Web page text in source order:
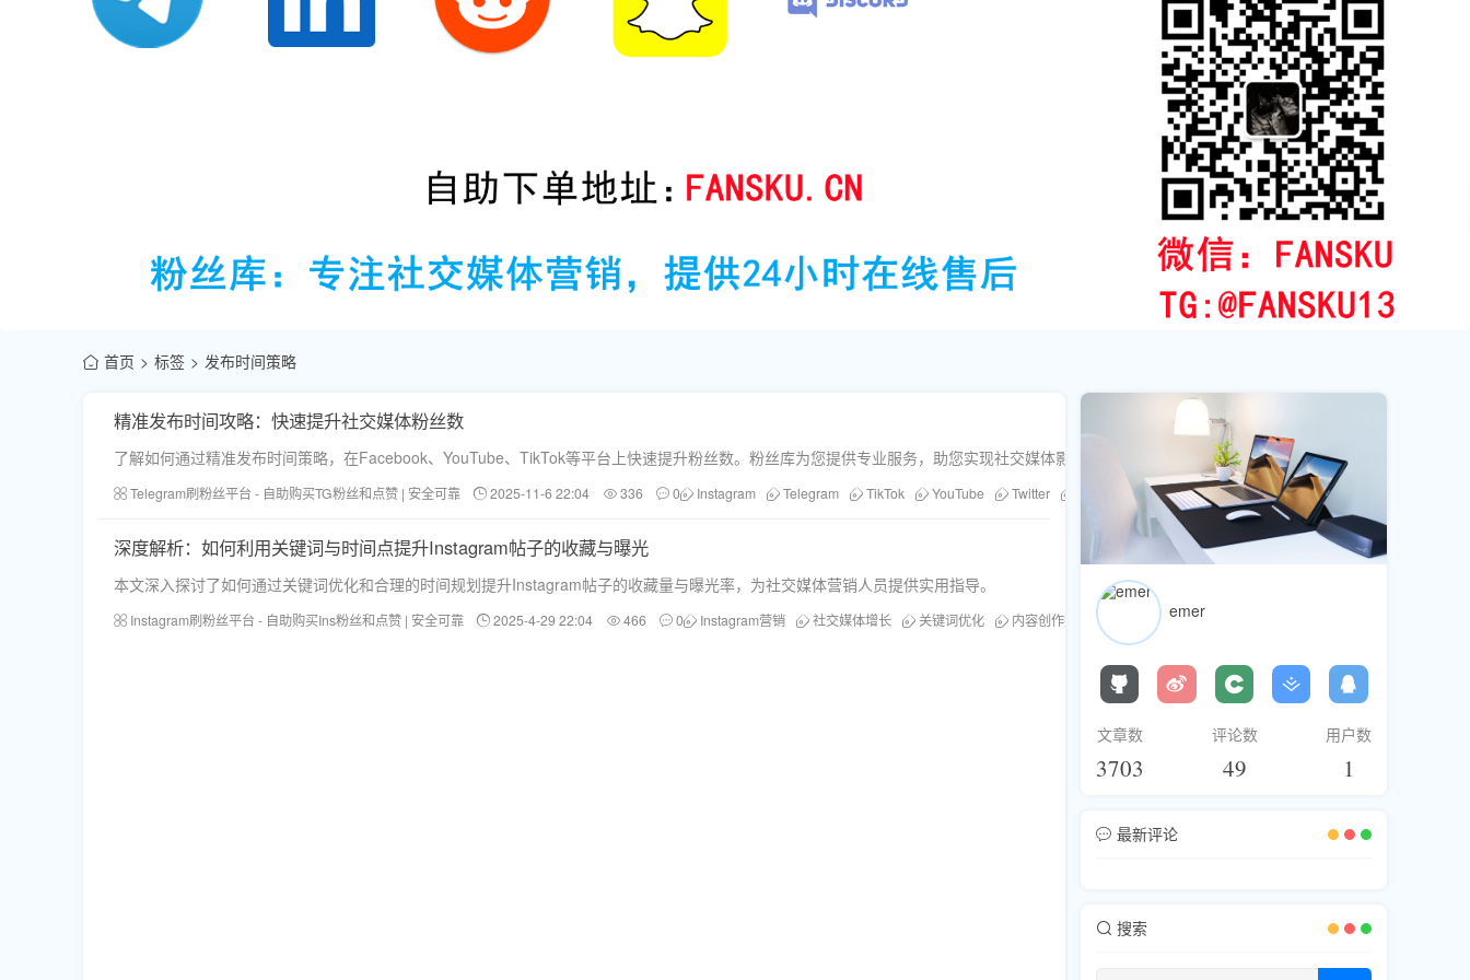
首页 标签 发布时间策略
精准发布时间攻略：快速提升社交媒体粉丝数
了解如何通过精准发布时间策略，在Facebook、YouTube、TikTok等平台上快速提升粉丝数。粉丝库为您提供专业服务，助您实现社交媒体影响力的快速增长。
Telegram刷粉丝平台 - 自助购买TG粉丝和点赞 | 安全可靠 2025-11-6 22:04 336 0 Instagram Telegram TikTok YouTube Twitter Facebook 社交媒体粉丝 发布时间策略
深度解析：如何利用关键词与时间点提升Instagram帖子的收藏与曝光
本文深入探讨了如何通过关键词优化和合理的时间规划提升Instagram帖子的收藏量与曝光率，为社交媒体营销人员提供实用指导。
Instagram刷粉丝平台 - 自助购买Ins粉丝和点赞 | 安全可靠 2025-4-29 22:04 466 0 Instagram营销 社交媒体增长 关键词优化 内容创作技巧 发布时间策略
emer
文章数
3703
评论数
49
用户数
1
最新评论
搜索